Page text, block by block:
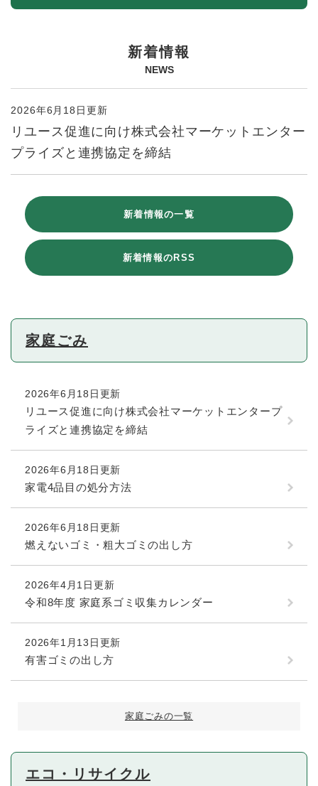
新着情報
NEWS
2026年6月18日更新
リユース促進に向け株式会社マーケットエンター
プライズと連携協定を締結
新着情報の一覧
新着情報のRSS
家庭ごみ
2026年6月18日更新
リユース促進に向け株式会社マーケットエンタープ
ライズと連携協定を締結
2026年6月18日更新
家電4品目の処分方法
2026年6月18日更新
燃えないゴミ・粗大ゴミの出し方
2026年4月1日更新
令和8年度 家庭系ゴミ収集カレンダー
2026年1月13日更新
有害ゴミの出し方
家庭ごみの一覧
エコ・リサイクル